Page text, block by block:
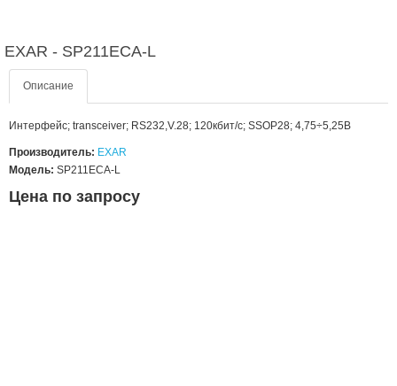
EXAR - SP211ECA-L
Описание
Интерфейс; transceiver; RS232,V.28; 120кбит/с; SSOP28; 4,75÷5,25В
Производитель: EXAR
Модель: SP211ECA-L
Цена по запросу